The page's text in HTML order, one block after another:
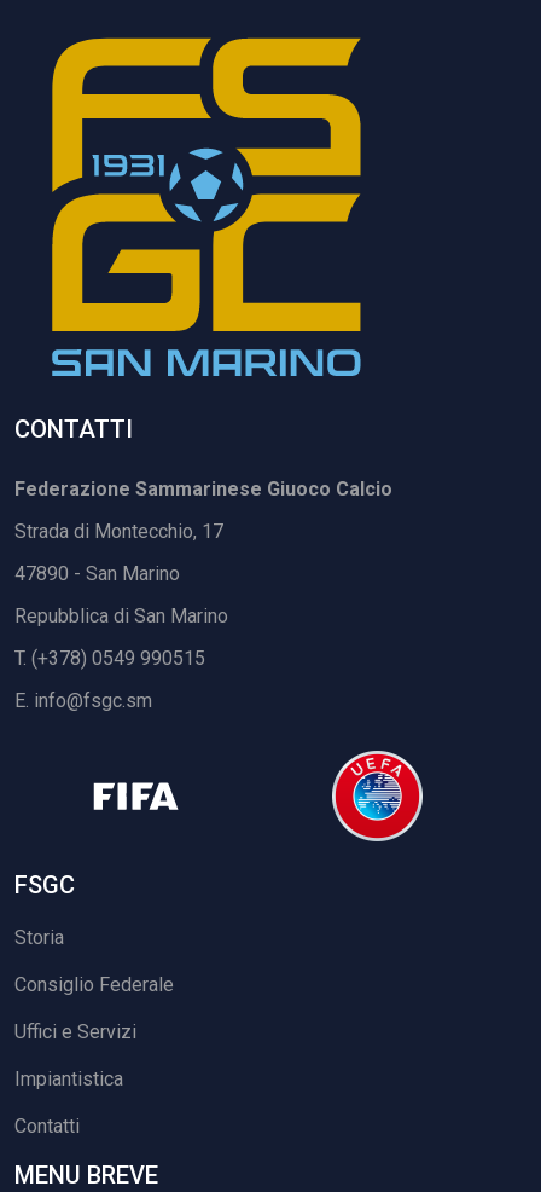
CONTATTI
Federazione Sammarinese Giuoco Calcio
Strada di Montecchio, 17
47890 - San Marino
Repubblica di San Marino
T. (+378) 0549 990515
E. info@fsgc.sm
FSGC
Storia
Consiglio Federale
Uffici e Servizi
Impiantistica
Contatti
MENU BREVE